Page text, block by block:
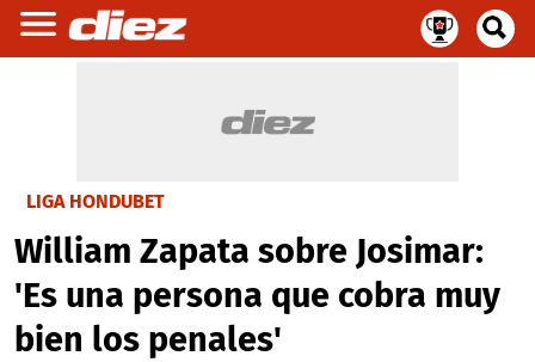
LIGA HONDUBET
William Zapata sobre Josimar:
'Es una persona que cobra muy
bien los penales'